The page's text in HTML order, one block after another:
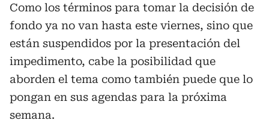
Como los términos para tomar la decisión de
fondo ya no van hasta este viernes, sino que
están suspendidos por la presentación del
impedimento, cabe la posibilidad que
aborden el tema como también puede que lo
pongan en sus agendas para la próxima
semana.